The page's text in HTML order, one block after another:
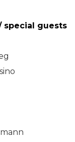
special guests